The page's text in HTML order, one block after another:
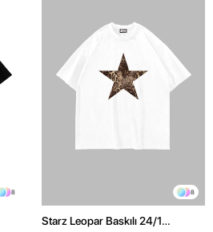
8 8
Starz Leopar Baskılı 24/1